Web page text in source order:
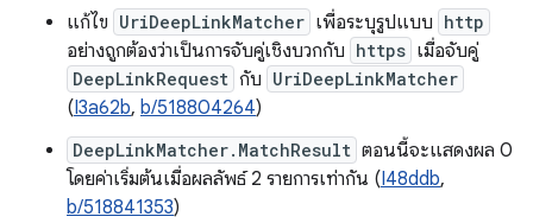
แก้ไข UriDeepLinkMatcher เพื่อระบุรูปแบบ http
อย่างถูกต้องว่าเป็นการจับคู่เชิงบวกกับ https เมื่อจับคู่
DeepLinkRequest กับ UriDeepLinkMatcher
(I3a62b, b/518804264)
DeepLinkMatcher.MatchResult ตอนนี้จะแสดงผล 0
โดยค่าเริ่มต้นเมื่อผลลัพธ์ 2 รายการเท่ากัน (I48ddb,
b/518841353)